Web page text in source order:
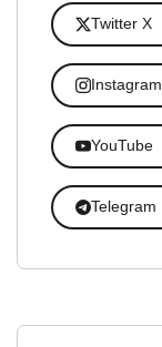
Twitter X
Instagram
YouTube
Telegram